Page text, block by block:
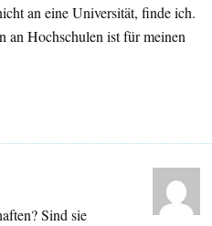
an eine Universität, finde ich.
an Hochschulen ist für meinen
Sind sie